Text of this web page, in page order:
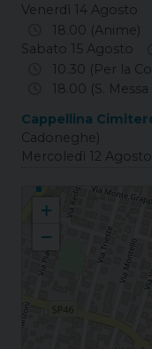
Venerdì 14 Agosto
18.00 (Anime)
Sabato 15 Agosto
10.30 (Per la
18.00 (S.
Cappellina
Cadoneghe)
Mercoledì 12 Agosto
Mejaniga S. Antonino
+
−